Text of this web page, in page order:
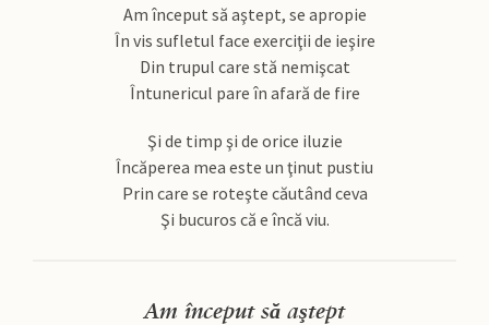
Am început să aştept, se apropie
În vis sufletul face exerciţii de ieşire
Din trupul care stă nemişcat
Întunericul pare în afară de fire
Şi de timp şi de orice iluzie
Încăperea mea este un ţinut pustiu
Prin care se roteşte căutând ceva
Şi bucuros că e încă viu.
Am început să aştept